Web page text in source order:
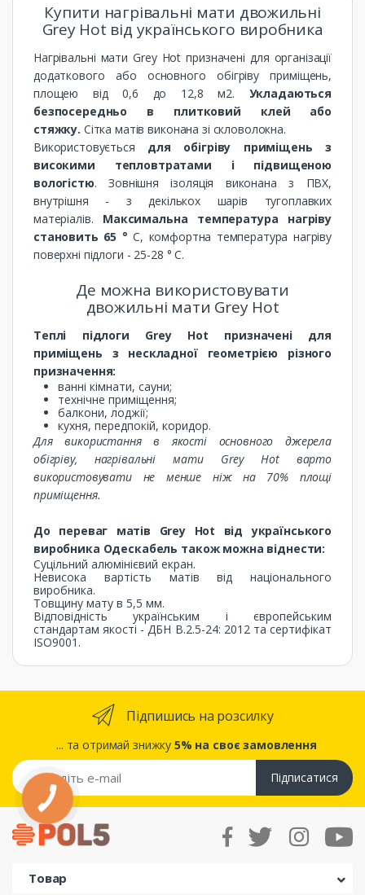
Купити нагрівальні мати двожильні
Grey Hot від українського виробника
Нагрівальні мати Grey Hot призначені для організації
додаткового або основного обігріву приміщень,
площею від 0,6 до 12,8 м2. Укладаються
безпосередньо в плитковий клей або
стяжку. Сітка матів виконана зі скловолокна.
Використовується для обігріву приміщень з
високими тепловтратами і підвищеною
вологістю. Зовнішня ізоляція виконана з ПВХ,
внутрішня - з декількох шарів тугоплавких
матеріалів. Максимальна температура нагріву
становить 65 ° С, комфортна температура нагріву
поверхні підлоги - 25-28 ° С.
Де можна використовувати
двожильні мати Grey Hot
Теплі підлоги Grey Hot призначені для
приміщень з нескладної геометрією різного
призначення:
ванні кімнати, сауни;
технічне приміщення;
балкони, лоджії;
кухня, передпокій, коридор.
Для використання в якості основного джерела
обігріву, нагрівальні мати Grey Hot варто
використовувати не менше ніж на 70% площі
приміщення.
До переваг матів Grey Hot від українського
виробника Одескабель також можна віднести:
Суцільний алюмінієвий екран.
Невисока вартість матів від національного
виробника.
Товщину мату в 5,5 мм.
Відповідність українським і європейським
стандартам якості - ДБН В.2.5-24: 2012 та сертифікат
ISO9001.
Підпишись на розсилку
... та отримай знижку 5% на своє замовлення
Підписатися
Товар
КНОПКА
ЗВ'ЯЗКУ